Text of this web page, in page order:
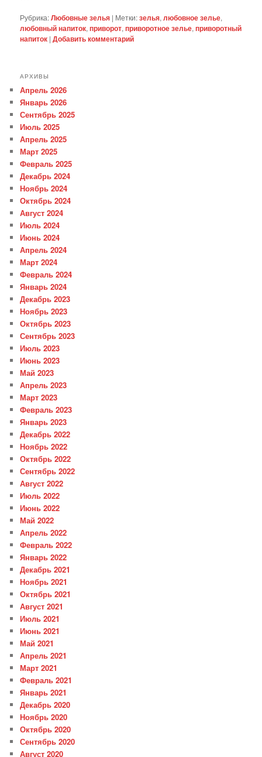
Рубрика:Любовные зелья | Метки:зелья,любовное зелье,
любовный напиток,приворот,приворотное зелье,приворотный
напиток |Добавить комментарий
АРХИВЫ
Апрель 2026
Январь 2026
Сентябрь 2025
Июль 2025
Апрель 2025
Март 2025
Февраль 2025
Декабрь 2024
Ноябрь 2024
Октябрь 2024
Август 2024
Июль 2024
Июнь 2024
Апрель 2024
Март 2024
Февраль 2024
Январь 2024
Декабрь 2023
Ноябрь 2023
Октябрь 2023
Сентябрь 2023
Июль 2023
Июнь 2023
Май 2023
Апрель 2023
Март 2023
Февраль 2023
Январь 2023
Декабрь 2022
Ноябрь 2022
Октябрь 2022
Сентябрь 2022
Август 2022
Июль 2022
Июнь 2022
Май 2022
Апрель 2022
Февраль 2022
Январь 2022
Декабрь 2021
Ноябрь 2021
Октябрь 2021
Август 2021
Июль 2021
Июнь 2021
Май 2021
Апрель 2021
Март 2021
Февраль 2021
Январь 2021
Декабрь 2020
Ноябрь 2020
Октябрь 2020
Сентябрь 2020
Август 2020